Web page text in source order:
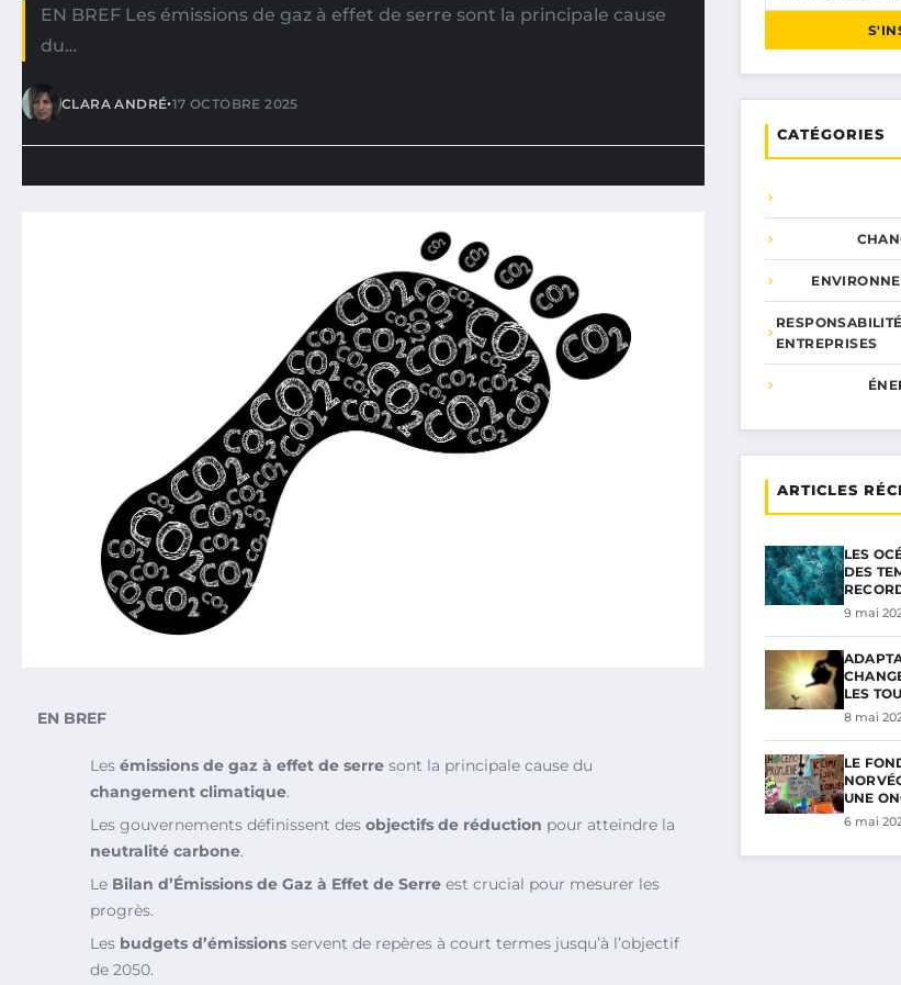
EN BREF Les émissions de gaz à effet de serre sont la principale cause
du…
CLARA ANDRÉ•17 OCTOBRE 2025
EN BREF
Les émissions de gaz à effet de serre sont la principale cause du
changement climatique.
Les gouvernements définissent des objectifs de réduction pour atteindre la
neutralité carbone.
Le Bilan d’Émissions de Gaz à Effet de Serre est crucial pour mesurer les
progrès.
Les budgets d’émissions servent de repères à court termes jusqu’à l’objectif
de 2050.
CATÉGORIES
ENTREPRISES
ARTICLES
LES
DES
9 mai
LES
8 mai
LE
UNE
6 mai